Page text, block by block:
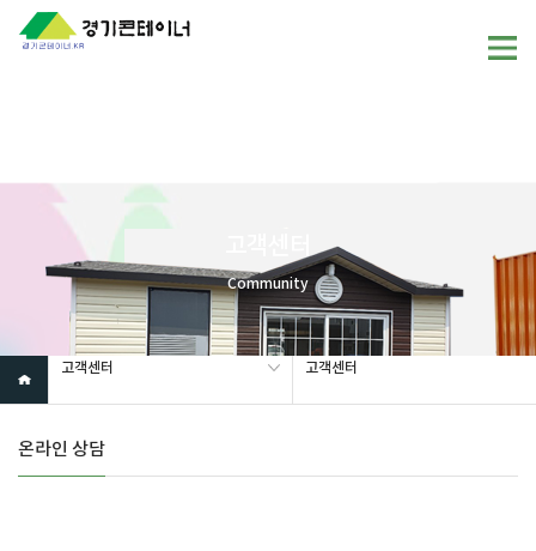
Warning: mysql_fetch_array(): supplied argument is not a valid
MySQL result resource in
/home/gunggictr/gungboard/view.php
Community
고객센터 고객센터
온라인 상담